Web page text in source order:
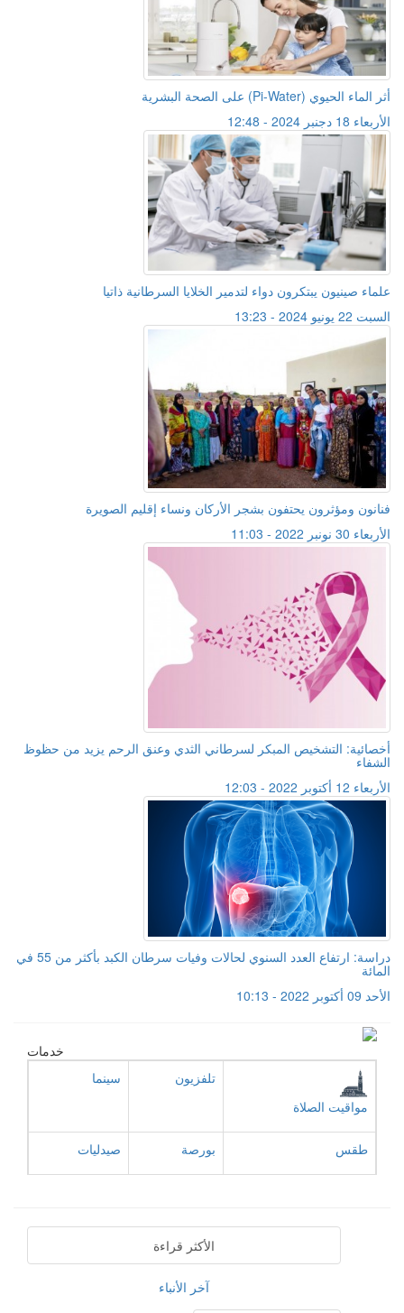
أثر الماء الحيوي (Pi-Water) على الصحة البشرية
الأربعاء 18 دجنبر 2024 - 12:48
علماء صينيون يبتكرون دواء لتدمير الخلايا السرطانية ذاتيا
السبت 22 يونيو 2024 - 13:23
فنانون ومؤثرون يحتفون بشجر الأركان ونساء إقليم الصويرة
الأربعاء 30 نونبر 2022 - 11:03
أخصائية: التشخيص المبكر لسرطاني الثدي وعنق الرحم يزيد من حظوظ
الشفاء
الأربعاء 12 أكتوبر 2022 - 12:03
دراسة: ارتفاع العدد السنوي لحالات وفيات سرطان الكبد بأكثر من 55 في
المائة
الأحد 09 أكتوبر 2022 - 10:13
خدمات
مواقيت الصلاة
تلفزيون سينما
طقس بورصة صيدليات
الأكثر قراءة
آخر الأنباء